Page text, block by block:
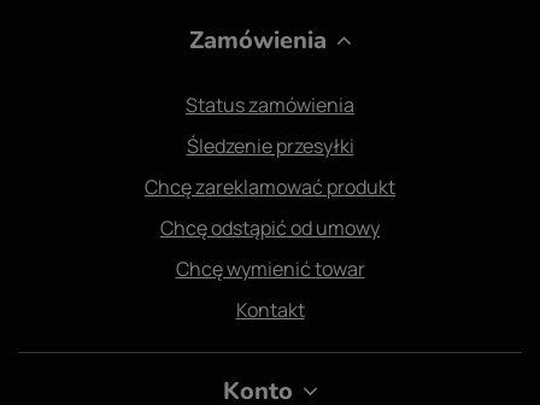
Zamówienia
Status zamówienia
Śledzenie przesyłki
Chcę zareklamować produkt
Chcę odstąpić od umowy
Chcę wymienić towar
Kontakt
Konto